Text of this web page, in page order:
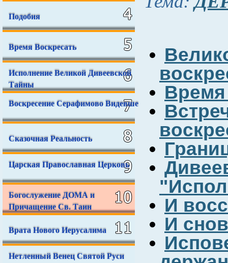
Подобия
Время Воскресать
Исполнение Великой Дивеевской
Тайны
Воскресение Серафимово Видевше
Сказочная Реальность
Царская Православная Церковь
Богослужение ДОМА и
Причащение Св. Таин
Врата Нового Иерусалима
Нетленный Венец Святой Руси
Время
И
И